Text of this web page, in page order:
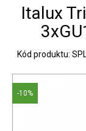
Italux
Kód produktu:
-10%